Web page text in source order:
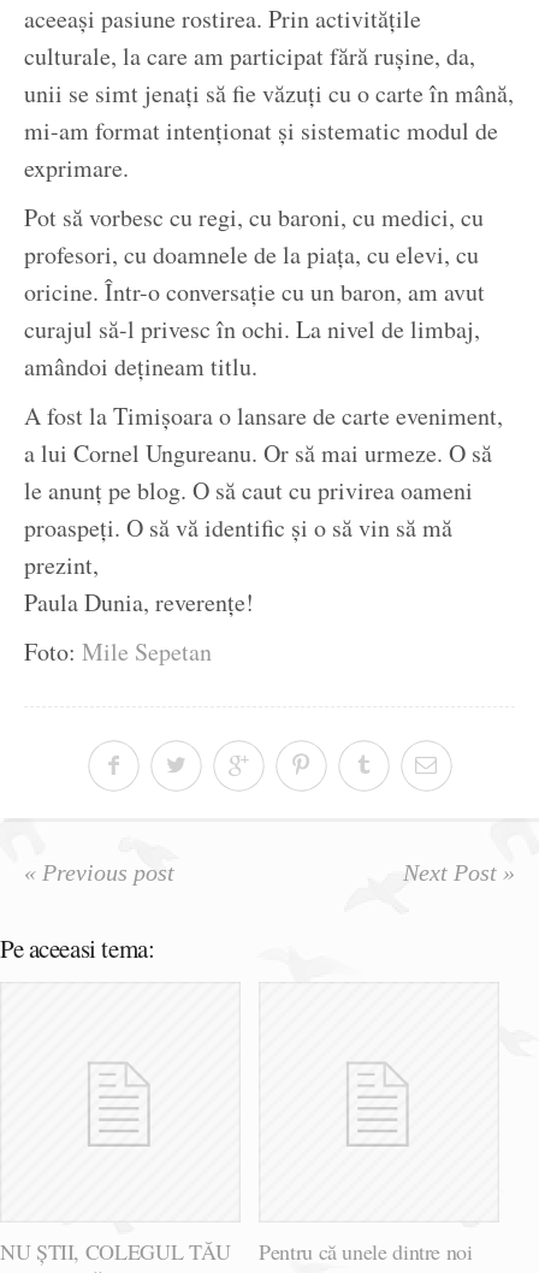
aceeași pasiune rostirea. Prin activitățile
culturale, la care am participat fără rușine, da,
unii se simt jenați să fie văzuți cu o carte în mână,
mi-am format intenționat și sistematic modul de
exprimare.
Pot să vorbesc cu regi, cu baroni, cu medici, cu
profesori, cu doamnele de la piața, cu elevi, cu
oricine. Într-o conversație cu un baron, am avut
curajul să-l privesc în ochi. La nivel de limbaj,
amândoi dețineam titlu.
A fost la Timișoara o lansare de carte eveniment,
a lui Cornel Ungureanu. Or să mai urmeze. O să
le anunț pe blog. O să caut cu privirea oameni
proaspeți. O să vă identific și o să vin să mă
prezint,
Paula Dunia, reverențe!
Foto: Mile Sepetan
« Previous post Next Post »
Pe aceeasi tema:
NU ȘTII, COLEGUL TĂU
Pentru că unele dintre noi